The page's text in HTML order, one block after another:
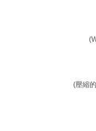
(壓縮